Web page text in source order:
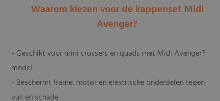
Waarom kiezen voor de kappenset Midi
Avenger?
- Geschikt voor mini crossers en quads met Midi Avenger?
model
- Beschermt frame, motor en elektrische onderdelen tegen
vuil en schade